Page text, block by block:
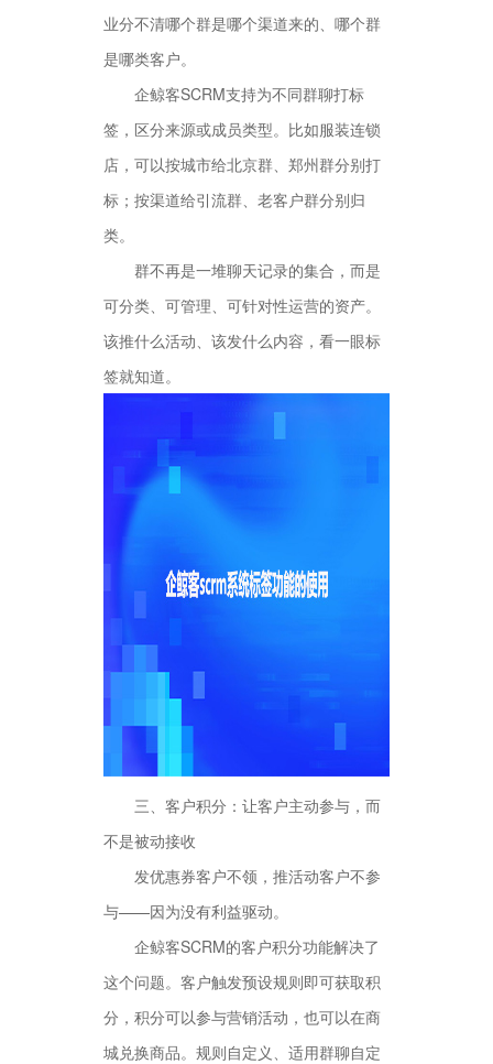
业分不清哪个群是哪个渠道来的、哪个群
是哪类客户。
企鲸客SCRM支持为不同群聊打标
签，区分来源或成员类型。比如服装连锁
店，可以按城市给北京群、郑州群分别打
标；按渠道给引流群、老客户群分别归
类。
群不再是一堆聊天记录的集合，而是
可分类、可管理、可针对性运营的资产。
该推什么活动、该发什么内容，看一眼标
签就知道。
三、客户积分：让客户主动参与，而
不是被动接收
发优惠券客户不领，推活动客户不参
与——因为没有利益驱动。
企鲸客SCRM的客户积分功能解决了
这个问题。客户触发预设规则即可获取积
分，积分可以参与营销活动，也可以在商
城兑换商品。规则自定义、适用群聊自定